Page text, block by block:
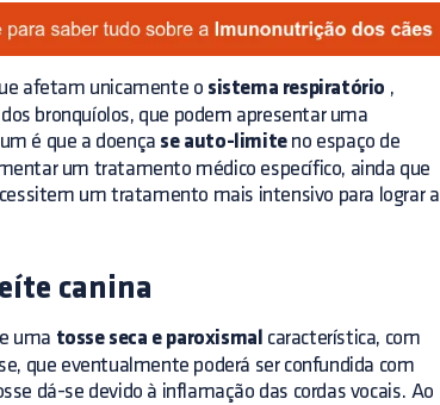
afetam unicamente o sistema respiratório ,
bronquíolos, que podem apresentar uma
é que a doença se auto-limiteno espaço de
um tratamento médico específico, ainda que
um tratamento mais intensivo para lograr a
canina
uma tosse seca e paroxismal característica, com
que eventualmente poderá ser confundida com
dá-se devido à inflamação das cordas vocais. Ao